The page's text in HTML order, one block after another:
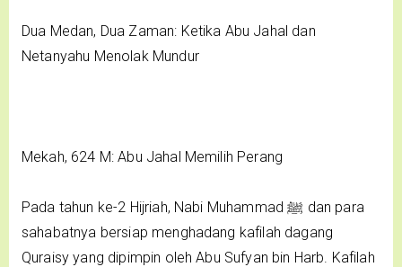
Dua Medan, Dua Zaman: Ketika Abu Jahal dan
Netanyahu Menolak Mundur
Mekah, 624 M: Abu Jahal Memilih Perang
Pada tahun ke-2 Hijriah, Nabi Muhammad ﷺ dan para
sahabatnya bersiap menghadang kafilah dagang
Quraisy yang dipimpin oleh Abu Sufyan bin Harb. Kafilah